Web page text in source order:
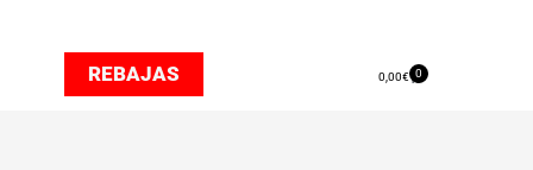
REBAJAS 0,00€ 0
Carrito